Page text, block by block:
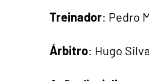
Treinador: Pedro
Árbitro: Hugo